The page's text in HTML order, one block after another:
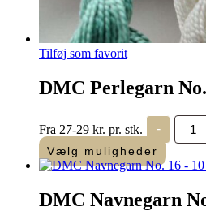
Tilføj som favorit
DMC Perlegarn
Fra 27-29 kr. pr. stk. -
DMC
No.
5
-
m
Vælg muligheder
DMC Navnegarn